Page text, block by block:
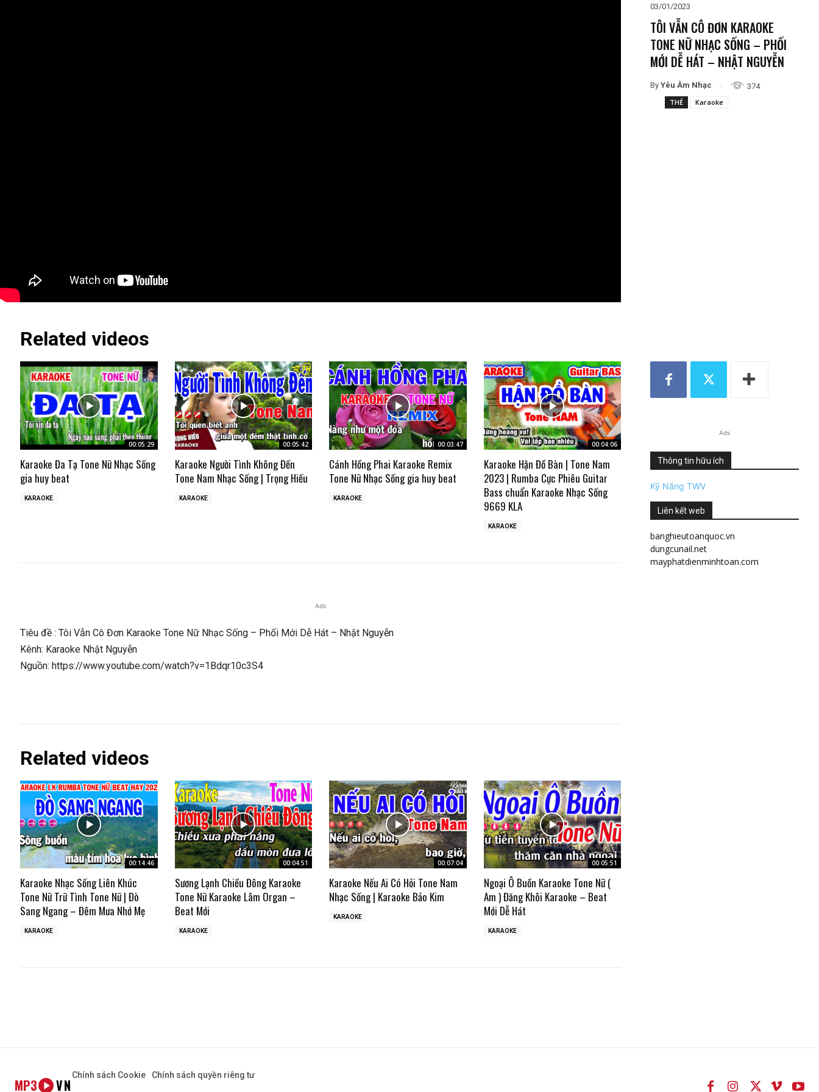
03/01/2023
TÔI VẪN CÔ ĐƠN KARAOKE
TONE NỮ NHẠC SỐNG – PHỐI
MỚI DỄ HÁT – NHẬT NGUYỄN
By Yêu Âm Nhạc
374
THẺ
Karaoke
Related videos
00:05:29
Karaoke Đa Tạ Tone Nữ Nhạc Sống
gia huy beat
KARAOKE
00:05:42
Karaoke Người Tình Không Đến
Tone Nam Nhạc Sống | Trọng Hiếu
KARAOKE
00:03:47
Cánh Hồng Phai Karaoke Remix
Tone Nữ Nhạc Sống gia huy beat
KARAOKE
00:04:06
Karaoke Hận Đồ Bàn | Tone Nam
2023 | Rumba Cực Phiêu Guitar
Bass chuẩn Karaoke Nhạc Sống
9669 KLA
KARAOKE
Ads
Tiêu đề : Tôi Vẫn Cô Đơn Karaoke Tone Nữ Nhạc Sống – Phối Mới Dễ Hát – Nhật Nguyễn
Kênh: Karaoke Nhật Nguyễn
Nguồn: https://www.youtube.com/watch?v=1Bdqr10c3S4
Related videos
00:14:46
Karaoke Nhạc Sống Liên Khúc
Tone Nữ Trữ Tình Tone Nữ | Đò
Sang Ngang – Đêm Mưa Nhớ Mẹ
KARAOKE
00:04:51
Sương Lạnh Chiều Đông Karaoke
Tone Nữ Karaoke Lâm Organ –
Beat Mới
KARAOKE
00:07:04
Karaoke Nếu Ai Có Hỏi Tone Nam
Nhạc Sống | Karaoke Bảo Kim
KARAOKE
00:05:51
Ngoại Ô Buồn Karaoke Tone Nữ (
Am ) Đăng Khôi Karaoke – Beat
Mới Dễ Hát
KARAOKE
Ads
Thông tin hữu ích
Kỹ Năng TWV
Liên kết web
banghieutoanquoc.vn
dungcunail.net
mayphatdienminhtoan.com
MP3 VN
Chính sách Cookie Chính sách quyền riêng tư